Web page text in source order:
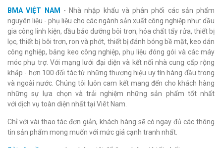
BMA VIỆT NAM
- Nhà nhập khẩu và phân phối các sản phẩm
nguyên liệu - phụ liệu cho các ngành sản xuất công nghiệp như: dầu
gia công linh kiện, dầu bảo dưỡng bôi trơn, hóa chất tẩy rửa, thiết bị
lọc, thiết bị bôi trơn, ron và phớt, thiết bị đánh bóng bề mặt, keo dán
công nghiệp, băng keo công nghiệp, phụ liệu đóng gói và các máy
móc phụ trợ. Với mạng lưới đại diện và kết nối nhà cung cấp rộng
khắp - hơn 100 đối tác từ những thương hiệu uy tín hàng đầu trong
và ngoài nước. Chúng tôi luôn cam kết mang đến cho khách hàng
những sự lựa chọn và trải nghiệm những sản phẩm tốt nhất
với dịch vụ toàn diện nhất tại Viêt Nam.
Chỉ với vài thao tác đơn giản, khách hàng sẽ có ngay đủ các thông
tin sản phẩm mong muốn với mức giá cạnh tranh nhất.